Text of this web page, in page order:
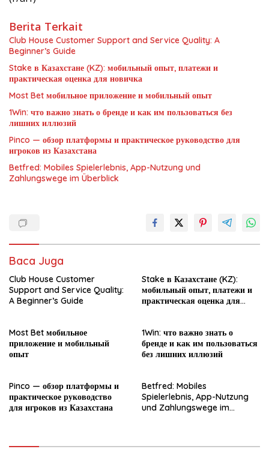
Berita Terkait
Club House Customer Support and Service Quality: A
Beginner’s Guide
Stake в Казахстане (KZ): мобильный опыт, платежи и
практическая оценка для новичка
Most Bet мобильное приложение и мобильный опыт
1Win: что важно знать о бренде и как им пользоваться без
лишних иллюзий
Pinco — обзор платформы и практическое руководство для
игроков из Казахстана
Betfred: Mobiles Spielerlebnis, App-Nutzung und
Zahlungswege im Überblick
Baca Juga
Club House Customer
Support and Service Quality:
A Beginner’s Guide
Stake в Казахстане (KZ):
мобильный опыт, платежи и
практическая оценка для
Most Bet мобильное
приложение и мобильный
опыт
1Win: что важно знать о
бренде и как им пользоваться
без лишних иллюзий
Pinco — обзор платформы и
практическое руководство
для игроков из Казахстана
Betfred: Mobiles
Spielerlebnis, App-Nutzung
und Zahlungswege im